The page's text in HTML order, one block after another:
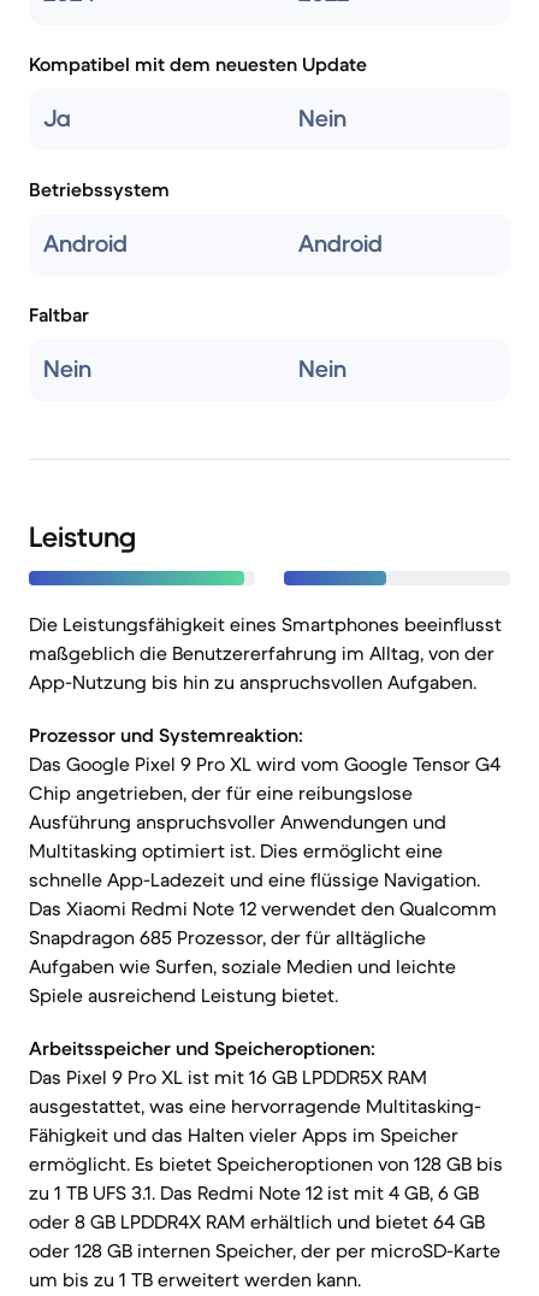
Kompatibel mit dem neuesten Update
Ja Nein
Betriebssystem
Android Android
Faltbar
Nein Nein
Leistung
Die Leistungsfähigkeit eines Smartphones beeinflusst
maßgeblich die Benutzererfahrung im Alltag, von der
App-Nutzung bis hin zu anspruchsvollen Aufgaben.
Prozessor und Systemreaktion:
Das Google Pixel 9 Pro XL wird vom Google Tensor G4
Chip angetrieben, der für eine reibungslose
Ausführung anspruchsvoller Anwendungen und
Multitasking optimiert ist. Dies ermöglicht eine
schnelle App-Ladezeit und eine flüssige Navigation.
Das Xiaomi Redmi Note 12 verwendet den Qualcomm
Snapdragon 685 Prozessor, der für alltägliche
Aufgaben wie Surfen, soziale Medien und leichte
Spiele ausreichend Leistung bietet.
Arbeitsspeicher und Speicheroptionen:
Das Pixel 9 Pro XL ist mit 16 GB LPDDR5X RAM
ausgestattet, was eine hervorragende Multitasking-
Fähigkeit und das Halten vieler Apps im Speicher
ermöglicht. Es bietet Speicheroptionen von 128 GB bis
zu 1 TB UFS 3.1. Das Redmi Note 12 ist mit 4 GB, 6 GB
oder 8 GB LPDDR4X RAM erhältlich und bietet 64 GB
oder 128 GB internen Speicher, der per microSD-Karte
um bis zu 1 TB erweitert werden kann.